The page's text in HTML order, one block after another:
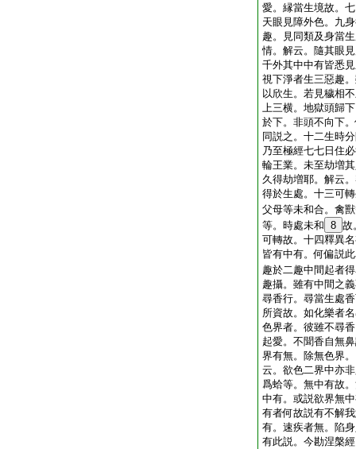
愛。縁當生境故。
天眼見障外色。九
趣。見同類及身當
情。解云。隨其眼
千外其中中有皆悉
視下淨者生三惡趣
以欣生。若見穢相
上三横。地獄頭歸
於下。非頭不向下
同説之。十二生時
乃至極經七七日住
輪王業。未至劫増
久得劫増耶。解云
得於生處。十三可
父母等未和合。禽
等。時處未和 8 故
可轉故。十四釋異
皆有中有。何偏説
趣於二趣中間起者
趣攝。雖有中間之
尋香行。尋當生處
所資故。如化樂者
色界者。彼雖不尋
起愛。不聞香自無
界有無。除無色界
云。欲色二界中亦
爲蛤等。無中有故
中有。或説欲界無
有者何故説有不解
有。速疾者無。陷
有此説。今勘涅槃